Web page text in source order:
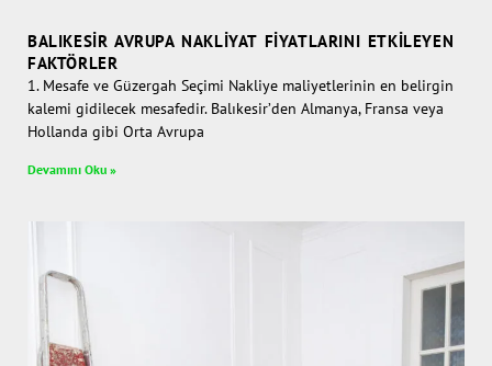
BALIKESIR AVRUPA NAKLIYAT FIYATLARINI ETKILEYEN
FAKTÖRLER
1. Mesafe ve Güzergah Seçimi Nakliye maliyetlerinin en belirgin
kalemi gidilecek mesafedir. Balıkesir’den Almanya, Fransa veya
Hollanda gibi Orta Avrupa
Devamını Oku »